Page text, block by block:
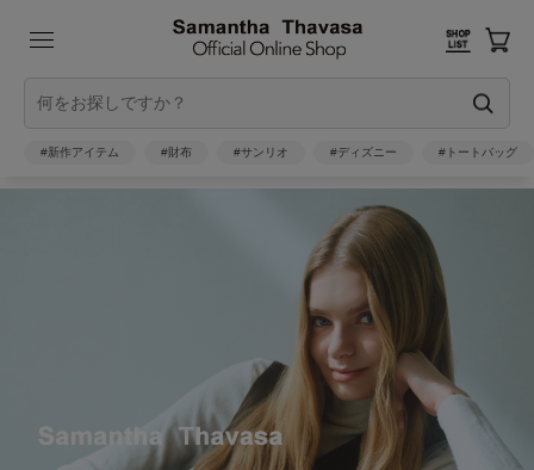
#新作アイテム #財布 #サンリオ #ディズニー #トートバッグ